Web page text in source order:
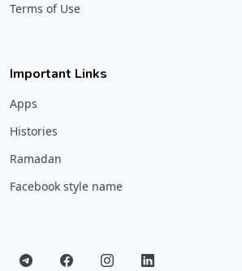
Terms of Use
Important Links
Apps
Histories
Ramadan
Facebook style name